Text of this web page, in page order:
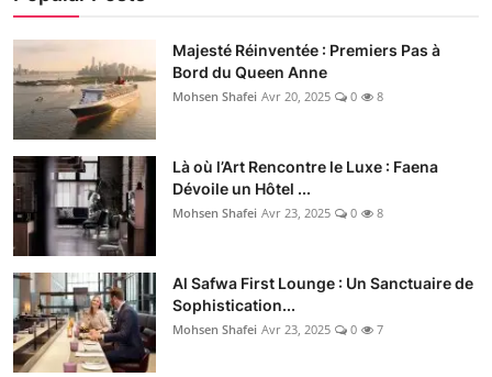
Majesté Réinventée : Premiers Pas à
Bord du Queen Anne
Mohsen Shafei Avr 20, 2025 0 8
Là où l’Art Rencontre le Luxe : Faena
Dévoile un Hôtel ...
Mohsen Shafei Avr 23, 2025 0 8
Al Safwa First Lounge : Un Sanctuaire de
Sophistication...
Mohsen Shafei Avr 23, 2025 0 7